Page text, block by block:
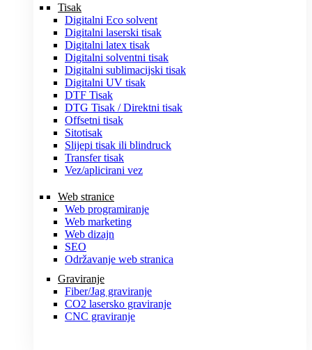
Tisak
Digitalni Eco solvent
Digitalni laserski tisak
Digitalni latex tisak
Digitalni solventni tisak
Digitalni sublimacijski tisak
Digitalni UV tisak
DTF Tisak
DTG Tisak / Direktni tisak
Offsetni tisak
Sitotisak
Slijepi tisak ili blindruck
Transfer tisak
Vez/aplicirani vez
Web stranice
Web programiranje
Web marketing
Web dizajn
SEO
Održavanje web stranica
Graviranje
Fiber/Jag graviranje
CO2 lasersko graviranje
CNC graviranje